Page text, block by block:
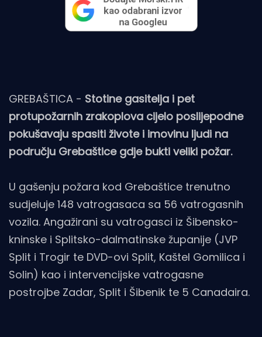
GREBAŠTICA - Stotine gasitelja i pet
protupožarnih zrakoplova cijelo poslijepodne
pokušavaju spasiti živote i imovinu ljudi na
području Grebaštice gdje bukti veliki požar.
U gašenju požara kod Grebaštice trenutno
sudjeluje 148 vatrogasaca sa 56 vatrogasnih
vozila. Angažirani su vatrogasci iz Šibensko-
kninske i Splitsko-dalmatinske županije (JVP
Split i Trogir te DVD-ovi Split, Kaštel Gomilica i
Solin) kao i intervencijske vatrogasne
postrojbe Zadar, Split i Šibenik te 5 Canadaira.